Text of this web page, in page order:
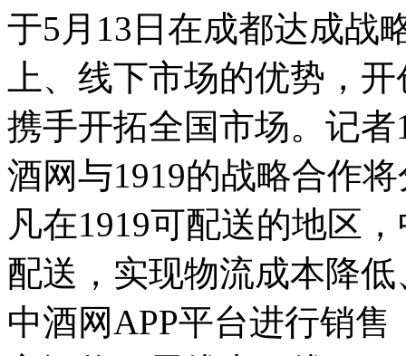
于5月13日在成都达成战
上、线下市场的优势，
携手开拓全国市场。记
酒网与1919的战略合作
凡在1919可配送的地区
配送，实现物流成本降
中酒网APP平台进行销